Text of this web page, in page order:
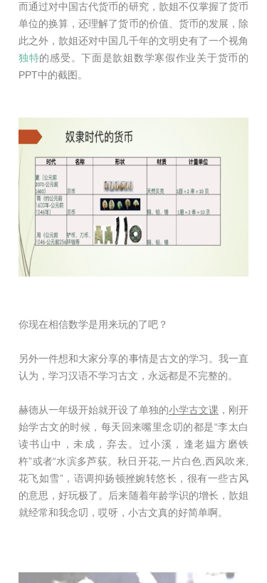
而通过对中国古代货币的研究，歆姐不仅掌握了货币
单位的换算，还理解了货币的价值、货币的发展，除
此之外，歆姐还对中国几千年的文明史有了一个视角
独特的感受。下面是歆姐数学寒假作业关于货币的
PPT中的截图。
你现在相信数学是用来玩的了吧？
另外一件想和大家分享的事情是古文的学习。我一直
认为，学习汉语不学习古文，永远都是不完整的。
赫德从一年级开始就开设了单独的小学古文课，刚开
始学古文的时候，每天回来嘴里念叨的都是“李太白
读书山中，未成，弃去。过小溪，逢老媪方磨铁
杵”或者“水滨多芦荻。秋日开花,一片白色,西风吹来,
花飞如雪”，语调抑扬顿挫婉转悠长，很有一些古风
的意思，好玩极了。后来随着年龄学识的增长，歆姐
就经常和我念叨，哎呀，小古文真的好简单啊。